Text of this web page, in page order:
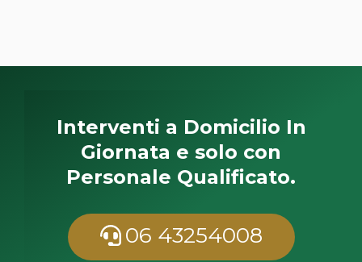
Interventi a Domicilio In
Giornata e solo con
Personale Qualificato.
06 43254008